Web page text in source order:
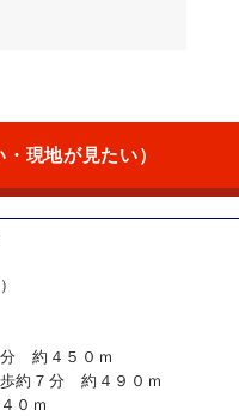
・現地が見たい）
分 約４５０ｍ
約７分 約４９０ｍ
０ｍ